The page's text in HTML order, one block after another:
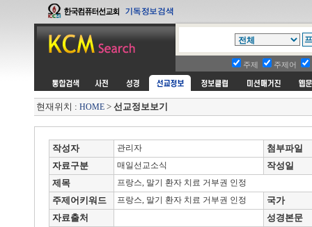
주제 주제어
현재위치 : HOME > 선교정보보기
작성자 관리자
첨부파일
자료구분
매일선교소식
작성일
제목
프랑스, 말기 환자 치료 거부권 인정
주제어키워드 프랑스, 말기 환자 치료 거부권 인정
국가
자료출처
성경본문